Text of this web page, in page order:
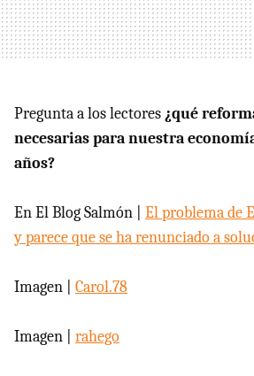
Pregunta a los lectores¿qué
necesarias para nuestra
años?
En El Blog Salmón | El problema de
y parece que se ha renunciado a
Imagen | Carol.78
Imagen | rahego